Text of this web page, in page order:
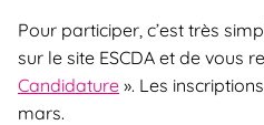
Pour participer, c’est très
sur le site ESCDA et de vous
Candidature ». Les
mars.